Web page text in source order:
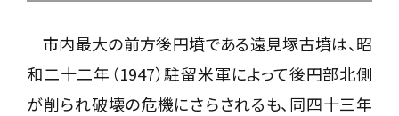
市内最大の前方後円墳である遠見塚古墳は、昭
和二十二年（1947）駐留米軍によって後円部北側
が削られ破壊の危機にさらされるも、同四十三年